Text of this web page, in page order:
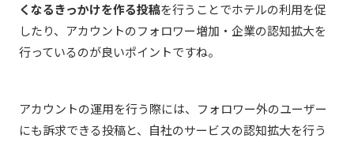
くなるきっかけを作る投稿を行うことでホテルの利用を促
したり、アカウントのフォロワー増加・企業の認知拡大を
行っているのが良いポイントですね。
アカウントの運用を行う際には、フォロワー外のユーザー
にも訴求できる投稿と、自社のサービスの認知拡大を行う